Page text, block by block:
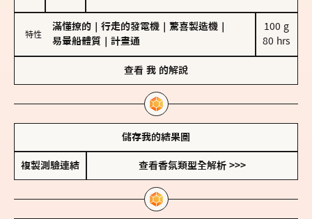
特性
滿懂撩的 行走的發電機 驚喜製造機
易暈船體質
計畫通
100 g
80 hrs
查看 我 的解說
儲存我的結果圖
複製測驗連結 查看香氛類型全解析 >>>